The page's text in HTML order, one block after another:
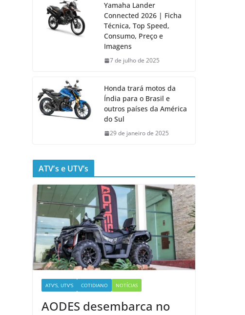
Yamaha Lander
Connected 2026 | Ficha
Técnica, Top Speed,
Consumo, Preço e
Imagens
7 de julho de 2025
Honda trará motos da
Índia para o Brasil e
outros países da América
do Sul
29 de janeiro de 2025
ATV’s e UTV’s
ATV'S, UTV'S COTIDIANO NOTÍCIAS
AODES desembarca no